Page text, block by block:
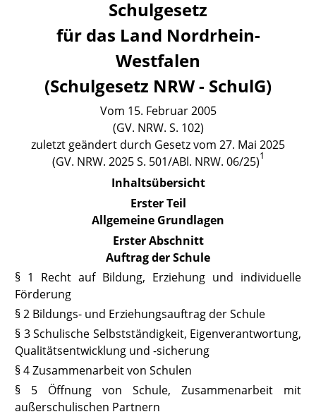
Schulgesetz
für das Land Nordrhein-
Westfalen
(Schulgesetz NRW - SchulG)
Vom 15. Februar 2005
(GV. NRW. S. 102)
zuletzt geändert durch Gesetz vom 27. Mai 2025
(GV. NRW. 2025 S. 501/ABl. NRW. 06/25)1
Inhaltsübersicht
Erster Teil
Allgemeine Grundlagen
Erster Abschnitt
Auftrag der Schule
§ 1 Recht auf Bildung, Erziehung und individuelle
Förderung
§ 2 Bildungs- und Erziehungsauftrag der Schule
§ 3 Schulische Selbstständigkeit, Eigenverantwortung,
Qualitätsentwicklung und -sicherung
§ 4 Zusammenarbeit von Schulen
§ 5 Öffnung von Schule, Zusammenarbeit mit
außerschulischen Partnern